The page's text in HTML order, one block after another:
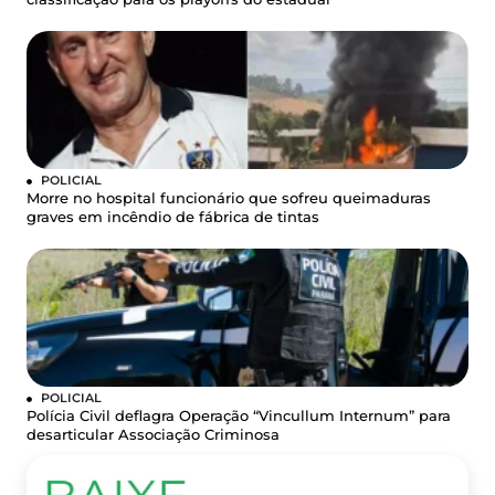
POLICIAL
Morre no hospital funcionário que sofreu queimaduras
graves em incêndio de fábrica de tintas
POLICIAL
Polícia Civil deflagra Operação “Vincullum Internum” para
desarticular Associação Criminosa